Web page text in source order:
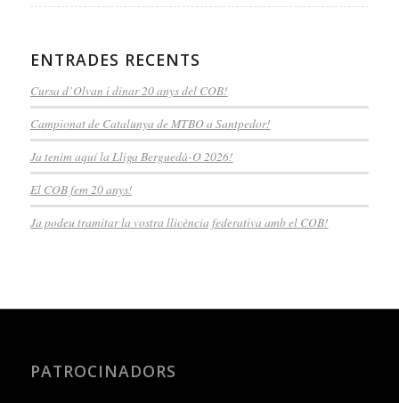
ENTRADES RECENTS
Cursa d’Olvan i dinar 20 anys del COB!
Campionat de Catalunya de MTBO a Santpedor!
Ja tenim aquí la Lliga Berguedà-O 2026!
El COB fem 20 anys!
Ja podeu tramitar la vostra llicència federativa amb el COB!
PATROCINADORS